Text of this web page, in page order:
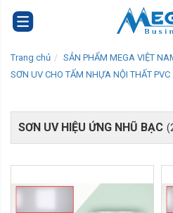
Trang chủ SẢN PHẨM MEGA VIỆT
SƠN UV CHO TẤM NHỰA NỘI THẤT PVC
SƠN UV HIỆU ỨNG NHŨ BẠC